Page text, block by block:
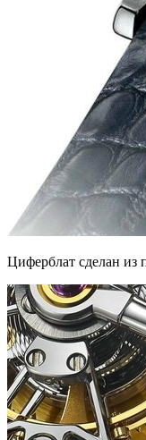
Циферблат сделан из